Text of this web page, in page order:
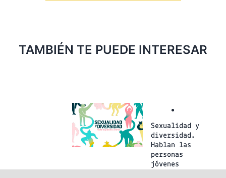
TAMBIÉN TE PUEDE INTERESAR
Sexualidad y
diversidad.
Hablan las
personas
jóvenes